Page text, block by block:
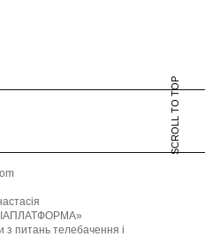
SCROLL TO TOP
з питань телебачення і